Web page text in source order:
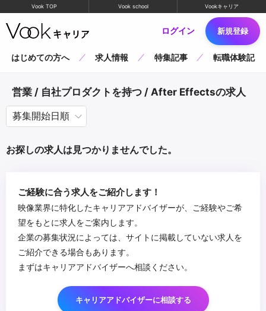
Vook TOP Vook school Vookキャリア
ログイン 新規登録
はじめての方へ 求人情報 特集記事 転職体験記
営業 / 自社プロダクトを持つ / After Effectsの求人
お探しの求人は見つかりませんでした。
ご経験に合う求人をご紹介します！
映像業界に特化したキャリアアドバイザーが、ご経験やご希
望をもとに求人をご案内します。
企業の募集状況によっては、サイトに掲載していない求人を
ご紹介できる場合もあります。
まずはキャリアアドバイザーへ相談ください。
キャリアアドバイザーに相談する